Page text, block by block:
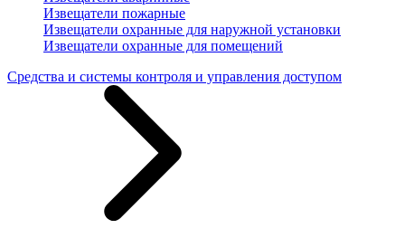
Извещатели пожарные
Извещатели охранные для наружной установки
Извещатели охранные для помещений
Средства и системы контроля и управления доступом